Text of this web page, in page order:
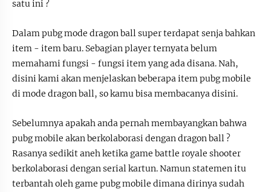
satu ini ?
Dalam pubg mode dragon ball super terdapat senja bahkan
item - item baru. Sebagian player ternyata belum
memahami fungsi - fungsi item yang ada disana. Nah,
disini kami akan menjelaskan beberapa item pubg mobile
di mode dragon ball, so kamu bisa membacanya disini.
Sebelumnya apakah anda pernah membayangkan bahwa
pubg mobile akan berkolaborasi dengan dragon ball ?
Rasanya sedikit aneh ketika game battle royale shooter
berkolaborasi dengan serial kartun. Namun statemen itu
terbantah oleh game pubg mobile dimana dirinya sudah